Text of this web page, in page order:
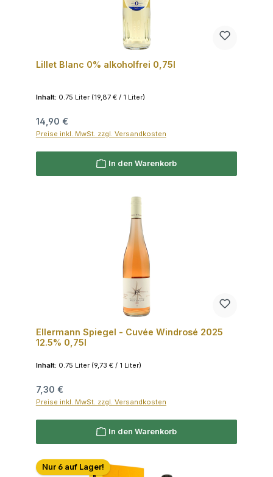
Lillet Blanc 0% alkoholfrei 0,75l
Inhalt: 0.75 Liter (19,87 € / 1 Liter)
Regulärer Preis:
14,90 €
Preise inkl. MwSt. zzgl. Versandkosten
In den Warenkorb
Ellermann Spiegel - Cuvée Windrosé 2025
12.5% 0,75l
Inhalt: 0.75 Liter (9,73 € / 1 Liter)
Regulärer Preis:
7,30 €
Preise inkl. MwSt. zzgl. Versandkosten
In den Warenkorb
Nur 6 auf Lager!